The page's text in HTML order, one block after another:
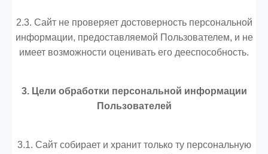
2.3. Сайт не проверяет достоверность персональной
информации, предоставляемой Пользователем, и не
имеет возможности оценивать его дееспособность.
3. Цели обработки персональной информации
Пользователей
3.1. Сайт собирает и хранит только ту персональную